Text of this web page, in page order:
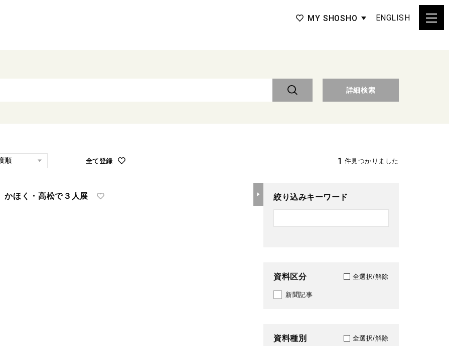
MY SHOSHO ENGLISH
詳細検索
全て登録 1 件見つかりました
かほく・高松で３人展 絞り込みキーワード
資料区分 全選択/解除
新聞記事
資料種別 全選択/解除